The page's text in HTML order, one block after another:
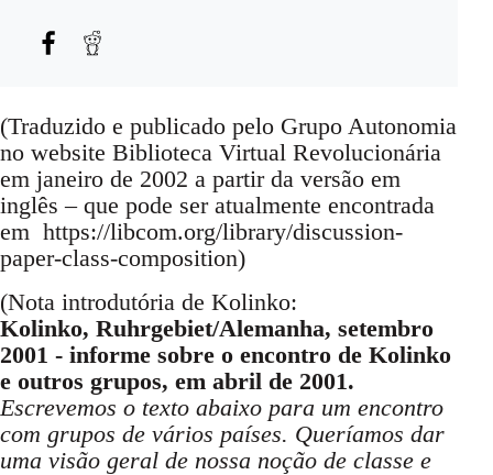
(Traduzido e publicado pelo Grupo Autonomia
no website Biblioteca Virtual Revolucionária
em janeiro de 2002 a partir da versão em
inglês – que pode ser atualmente encontrada
em https://libcom.org/library/discussion-
paper-class-composition)
(Nota introdutória de Kolinko:
Kolinko, Ruhrgebiet/Alemanha, setembro
2001 - informe sobre o encontro de Kolinko
e outros grupos, em abril de 2001.
Escrevemos o texto abaixo para um encontro
com grupos de vários países. Queríamos dar
uma visão geral de nossa noção de classe e